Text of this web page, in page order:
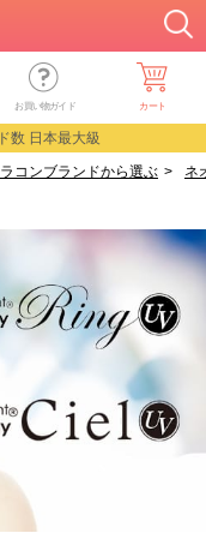
お買い物ガイド カート
数 日本最大級
コンブランドから選ぶ > ネ